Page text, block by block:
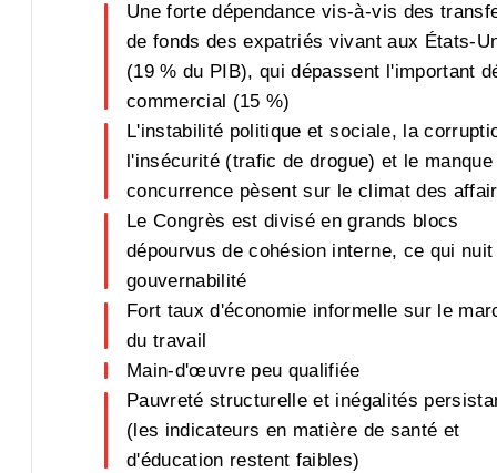
Une forte dépendance vis-à-vis des
de fonds des expatriés vivant aux États-
(19 % du PIB), qui dépassent l'important
commercial (15 %)
L'instabilité politique et sociale, la
l'insécurité (trafic de drogue) et le manque
concurrence pèsent sur le climat des
Le Congrès est divisé en grands blocs
dépourvus de cohésion interne, ce qui
gouvernabilité
Fort taux d'économie informelle sur le
du travail
Main-d'œuvre peu qualifiée
Pauvreté structurelle et inégalités
(les indicateurs en matière de santé et
d'éducation restent faibles)